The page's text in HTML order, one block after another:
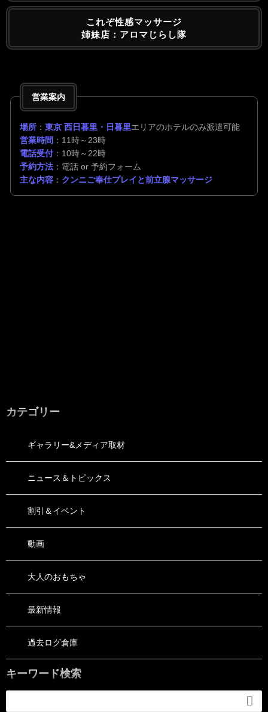
これぞ性感マッサージ
姉妹店：アロマじらし隊
営業案内
場所 ： 東京 西日暮里・日暮里エリアのホテルのみ派遣可能
営業時間 ：11時～23時
電話受付：10時～22時
予約方法 ：電話 or 予約フォーム
主な内容 ： クンニご奉仕プレイと前立腺マッサージ
カテゴリー
ギャラリー&メディア取材
ニュース＆トピックス
割引＆イベント
動画
大人のおもちゃ
最新情報
過去ログ倉庫
キーワード検索
